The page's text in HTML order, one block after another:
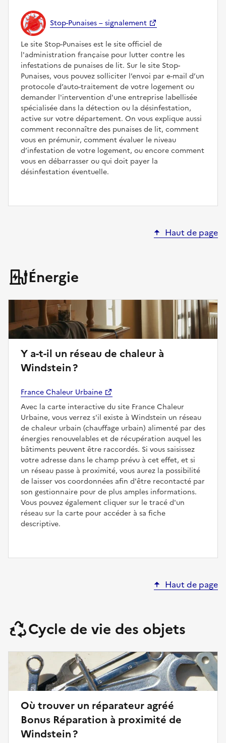
Stop-Punaises – signalement
Le site Stop-Punaises est le site officiel de
l'administration française pour lutter contre les
infestations de punaises de lit. Sur le site Stop-
Punaises, vous pouvez solliciter l’envoi par e-mail d’un
protocole d’auto-traitement de votre logement ou
demander l'intervention d'une entreprise labellisée
spécialisée dans la détection ou la désinfestation,
active sur votre département. On vous explique aussi
comment reconnaître des punaises de lit, comment
vous en prémunir, comment évaluer le niveau
d’infestation de votre logement, ou encore comment
vous en débarrasser ou qui doit payer la
désinfestation éventuelle.
Haut de page
Énergie
Y a-t-il un réseau de chaleur à
Windstein ?
France Chaleur Urbaine
Avec la carte interactive du site France Chaleur
Urbaine, vous verrez s'il existe à Windstein un réseau
de chaleur urbain (chauffage urbain) alimenté par des
énergies renouvelables et de récupération auquel les
bâtiments peuvent être raccordés. Si vous saisissez
votre adresse dans le champ prévu à cet effet, et si
un réseau passe à proximité, vous aurez la possibilité
de laisser vos coordonnées afin d'être recontacté par
son gestionnaire pour de plus amples informations.
Vous pouvez également cliquer sur le tracé d'un
réseau sur la carte pour accéder à sa fiche
descriptive.
Haut de page
Cycle de vie des objets
Où trouver un réparateur agréé
Bonus Réparation à proximité de
Windstein ?